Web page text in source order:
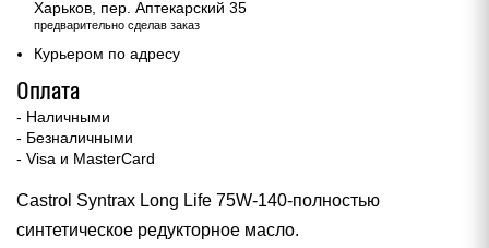
Харьков, пер. Аптекарский 35
предварительно сделав заказ
Курьером по адресу
Оплата
- Наличными
- Безналичными
- Visa и MasterCard
Castrol Syntrax Long Life 75W-140-полностью
синтетическое редукторное масло.